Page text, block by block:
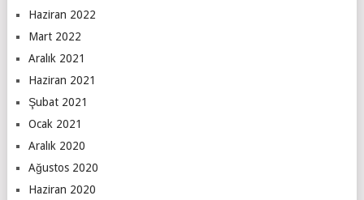
Haziran 2022
Mart 2022
Aralık 2021
Haziran 2021
Şubat 2021
Ocak 2021
Aralık 2020
Ağustos 2020
Haziran 2020